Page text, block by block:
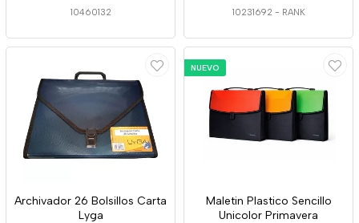
10460132 10231692 - RANK
Archivador 26 Bolsillos Carta
Lyga
NUEVO
Maletin Plastico Sencillo
Unicolor Primavera